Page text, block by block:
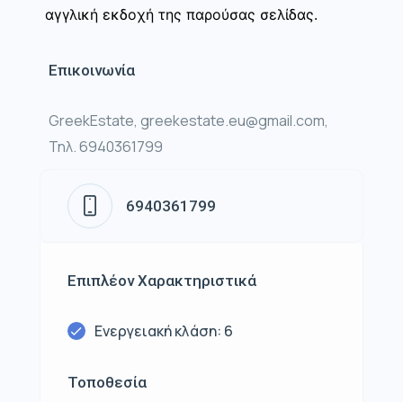
αγγλική εκδοχή της παρούσας σελίδας.
Επικοινωνία
GreekEstate, greekestate.eu@gmail.com,
Τηλ. 6940361799
6940361799
Επιπλέον Χαρακτηριστικά
Ενεργειακή κλάση: 6
Τοποθεσία